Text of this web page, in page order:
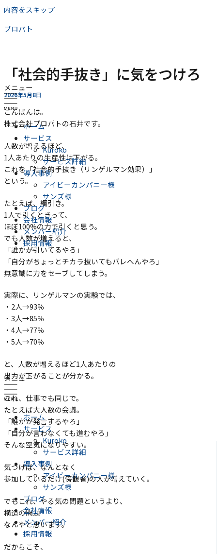
内容をスキップ
プロパト
メニュー
ホーム
サービス
Kuroko
サービス詳細
導入事例
アイビーカンパニー様
サンズ様
ブログ
会社情報
メンバー紹介
採用情報
メニュー
ホーム
サービス
Kuroko
サービス詳細
導入事例
アイビーカンパニー様
サンズ様
ブログ
会社情報
メンバー紹介
採用情報
「社会的手抜き」に気をつけろ
2026年5月8日
こんばんは。
株式会社プロパトの石井です。
人数が増えるほど、
1人あたりの生産性は下がる。
これを「社会的手抜き（リンゲルマン効果）」
という。
たとえば、綱引き。
1人で引くときって、
ほぼ100%の力で引くと思う。
でも人数が増えると、
「誰かが引いてるやろ」
「自分がちょっとチカラ抜いてもバレへんやろ」
無意識に力をセーブしてしまう。
実際に、リンゲルマンの実験では、
・2人→93％
・3人→85％
・4人→77％
・5人→70％
と、人数が増えるほど1人あたりの
出力が下がることが分かる。
これ、仕事でも同じで。
たとえば大人数の会議。
「誰かが発言するやろ」
「自分が言わなくても進むやろ」
そんな空気になりやすい。
気づけば、なんとなく
参加しているだけ(傍観者)の人が増えていく。
でもこれ、やる気の問題というより、
構造の問題
なんやと思います。
だからこそ、